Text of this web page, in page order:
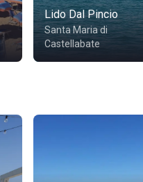
Lido Dal Pincio
Santa Maria di
Castellabate